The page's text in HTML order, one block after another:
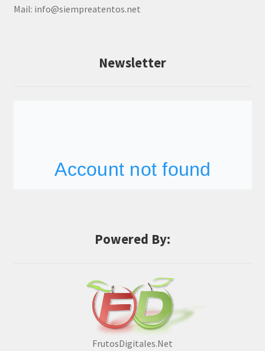
Mail: info@siempreatentos.net
Newsletter
Powered By:
FrutosDigitales.Net